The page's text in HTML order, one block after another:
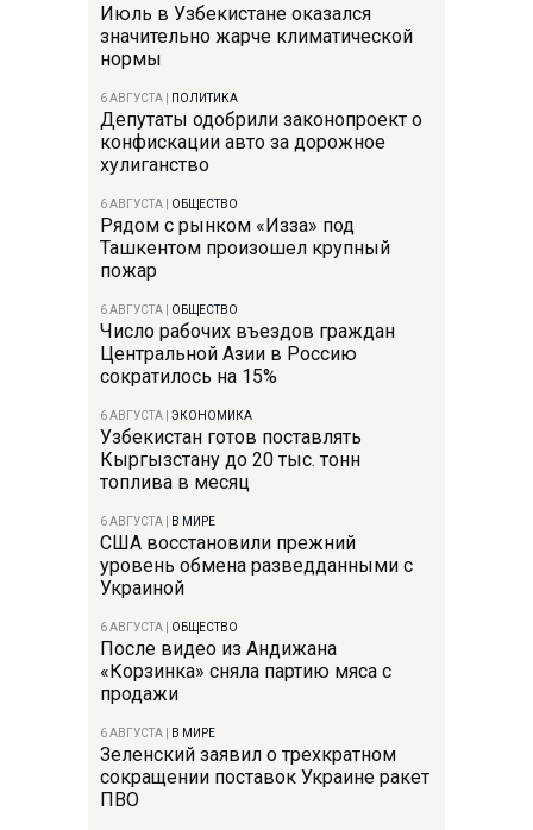
Июль в Узбекистане оказался
значительно жарче климатической
нормы
6 АВГУСТА ПОЛИТИКА
Депутаты одобрили законопроект о
конфискации авто за дорожное
хулиганство
6 АВГУСТА ОБЩЕСТВО
Рядом с рынком «Изза» под
Ташкентом произошел крупный
пожар
6 АВГУСТА ОБЩЕСТВО
Число рабочих въездов граждан
Центральной Азии в Россию
сократилось на 15%
6 АВГУСТА ЭКОНОМИКА
Узбекистан готов поставлять
Кыргызстану до 20 тыс. тонн
топлива в месяц
6 АВГУСТА В МИРЕ
США восстановили прежний
уровень обмена разведданными с
Украиной
6 АВГУСТА ОБЩЕСТВО
После видео из Андижана
«Корзинка» сняла партию мяса с
продажи
6 АВГУСТА В МИРЕ
Зеленский заявил о трехкратном
сокращении поставок Украине ракет
ПВО